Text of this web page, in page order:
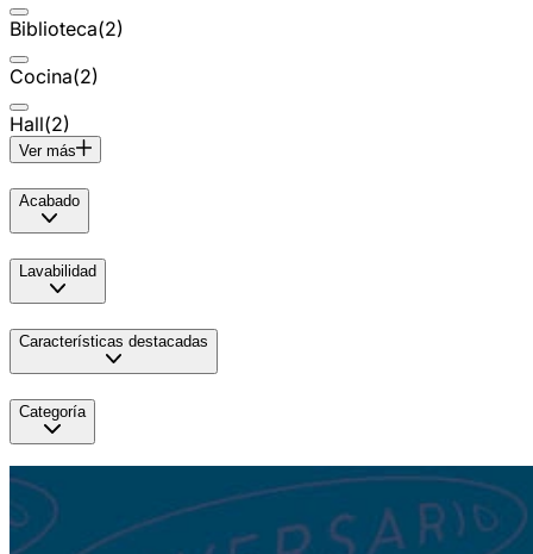
Biblioteca(2)
Cocina(2)
Hall(2)
Ver más
Acabado
Lavabilidad
Características destacadas
Categoría